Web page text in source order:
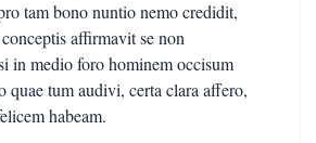
tam bono nuntio nemo credidit,
affirmavit se non
in medio foro hominem occisum
quae tum audivi, certa clara affero,
habeam.